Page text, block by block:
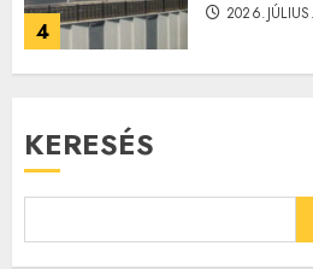
4
KERESÉS